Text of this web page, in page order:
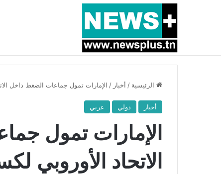
أخبار عاجلة بسبب المرزوقي وبتكليف من سعيّد: الخارجية
الرئيسية / أخبار / الإمارات تمول جماعات الضغط داخل
أخبار دولي عربي
الإمارات تمول
الاتحاد الأوروبي